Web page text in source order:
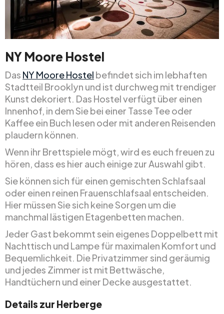
NY Moore Hostel
Das NY Moore Hostel befindet sich im lebhaften
Stadtteil Brooklyn und ist durchweg mit trendiger
Kunst dekoriert. Das Hostel verfügt über einen
Innenhof, in dem Sie bei einer Tasse Tee oder
Kaffee ein Buch lesen oder mit anderen Reisenden
plaudern können.
Wenn ihr Brettspiele mögt, wird es euch freuen zu
hören, dass es hier auch einige zur Auswahl gibt.
Sie können sich für einen gemischten Schlafsaal
oder einen reinen Frauenschlafsaal entscheiden.
Hier müssen Sie sich keine Sorgen um die
manchmal lästigen Etagenbetten machen.
Jeder Gast bekommt sein eigenes Doppelbett mit
Nachttisch und Lampe für maximalen Komfort und
Bequemlichkeit. Die Privatzimmer sind geräumig
und jedes Zimmer ist mit Bettwäsche,
Handtüchern und einer Decke ausgestattet.
Details zur Herberge